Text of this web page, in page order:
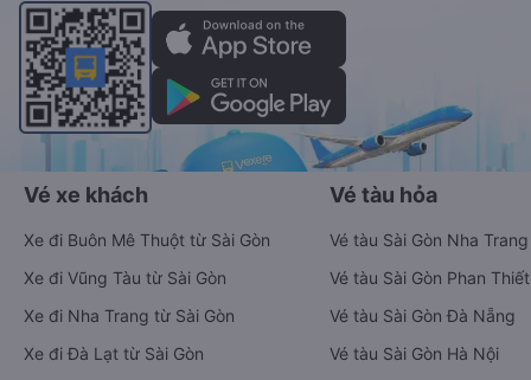
Vé xe khách
Xe đi Buôn Mê Thuột từ Sài Gòn
Xe đi Vũng Tàu từ Sài Gòn
Xe đi Nha Trang từ Sài Gòn
Xe đi Đà Lạt từ Sài Gòn
Vé tàu hỏa
Vé tàu Sài Gòn Nha Trang
Vé tàu Sài Gòn Phan Thiết
Vé tàu Sài Gòn Đà Nẵng
Vé tàu Sài Gòn Hà Nội